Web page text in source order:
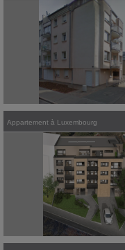
Appartement à Luxembourg